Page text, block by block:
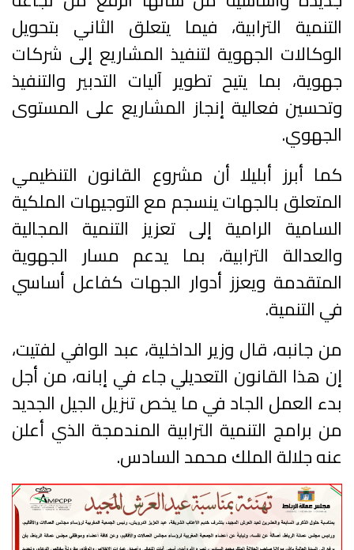
التنمية الترابية، فيما يتعلق الثاني بتحويل
الوكالات الجهوية لتنفيذ المشاريع إلى شركات
جهوية، بما يتيح تطوير آليات التدبير والتنفيذ
وتحسين فعالية إنجاز المشاريع على المستوى
الجهوي.
كما أبرز أبليلا أن مشروع القانون التنظيمي
المتعلق بالجهات ينسجم مع التوجيهات الملكية
السامية الرامية إلى تعزيز التنمية المجالية
والعدالة الترابية، بما يدعم مسار الجهوية
المتقدمة ويعزز أدوار الجهات كفاعل أساسي
في التنمية.
من جانبه، قال وزير الداخلية، عبد الوافي لفتيت،
إن هذا القانون التعديلي جاء في إبانه، من أجل
بدء العمل الجاد في ما يخص تنزيل الجيل الجديد
من برامج التنمية الترابية المندمجة الذي أعلن
عنه جلالة الملك محمد السادس.